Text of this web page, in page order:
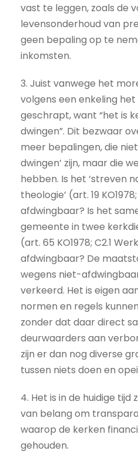
vast te leggen, zoals de
levensonderhoud van
geen bepaling op te
inkomsten.
3. Juist vanwege het
volgens een enkeling
geschrapt, want “het is
dwingen”. Dit bezwaar
meer bepalingen, die
dwingen’ zijn, maar die
hebben. Is het ‘streven
theologie’ (art. 19
afdwingbaar? Is het
gemeente in twee
(art. 65 KO1978; C2.1
afdwingbaar? De
wegens niet-
verkeerd. Het is eigen
normen en regels
zonder dat daar direct
deurwaarders aan
zijn er dan nog diverse
tussen niets doen en
4. Het is in de huidige
van belang om
waarop de kerken
gehouden.